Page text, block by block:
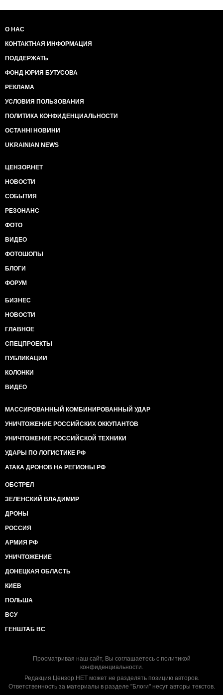
О НАС
КОНТАКТНАЯ ИНФОРМАЦИЯ
ПОДДЕРЖАТЬ
ФОНД ЮРИЯ БУТУСОВА
РЕКЛАМА
УСЛОВИЯ ПОЛЬЗОВАНИЯ
ПОЛИТИКА КОНФИДЕНЦИАЛЬНОСТИ
ОСТАННІ НОВИНИ
UKRAINIAN NEWS
ЦЕНЗОР.НЕТ
НОВОСТИ
СОБЫТИЯ
РЕЗОНАНС
ФОТО
ВИДЕО
ФОТОШОПЫ
БЛОГИ
ФОРУМ
БИЗНЕС
НОВОСТИ
ГЛАВНОЕ
СПЕЦПРОЕКТЫ
ПУБЛИКАЦИИ
КОЛОНКИ
ВИДЕО
МАССИРОВАННЫЙ КОМБИНИРОВАННЫЙ УДАР
УНИЧТОЖЕНИЕ РОССИЙСКИХ ОККУПАНТОВ
УНИЧТОЖЕНИЕ РОССИЙСКОЙ ТЕХНИКИ
УДАРЫ ПО ЛОГИСТИКЕ РФ
АТАКА ДРОНОВ НА РЕГИОНЫ РФ
ОБСТРЕЛ
ЗЕЛЕНСКИЙ ВЛАДИМИР
ДРОНЫ
РОССИЯ
АРМИЯ РФ
УНИЧТОЖЕНИЕ
ДОНЕЦКАЯ ОБЛАСТЬ
КИЕВ
ПОЛЬША
ВСУ
ГЕНШТАБ ВС
Просматривая наш сайт, Вы соглашаетесь с политикой
конфиденциальности.
Редакция Цензор.НЕТ может не разделять позицию авторов.
Ответственность за материалы в разделе "Блоги" несут авторы текстов.